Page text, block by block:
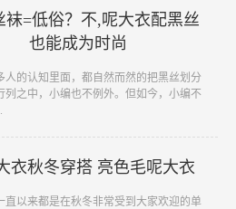
袜=低俗？不,呢大衣配黑丝
也能成为时尚
人的认知里面，都自然而然的把黑丝划分
列之中，小编也不例外。但如今，小编不
衣秋冬穿搭 亮色毛呢大衣
直以来都是在秋冬非常受到大家欢迎的单